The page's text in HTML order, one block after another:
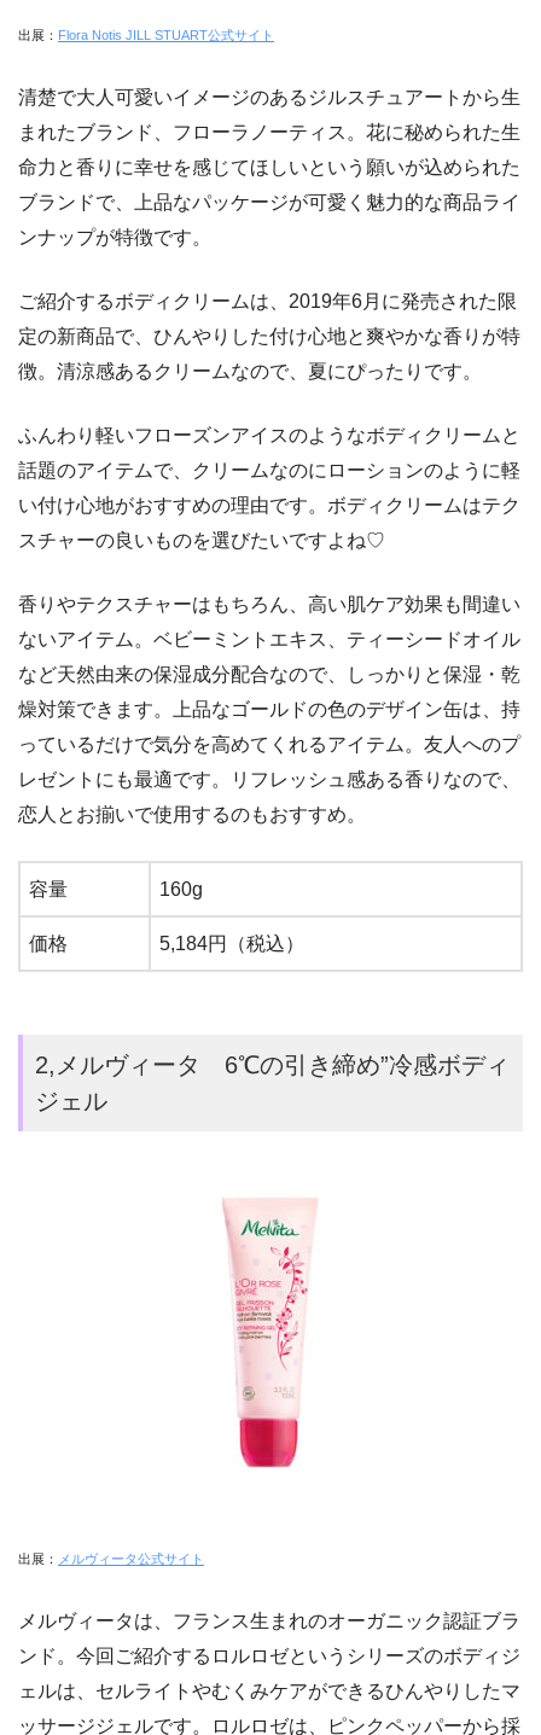
出展： Flora Notis JILL STUART公式サイト
清楚で大人可愛いイメージのあるジルスチュアートから生
まれたブランド、フローラノーティス。花に秘められた生
命力と香りに幸せを感じてほしいという願いが込められた
ブランドで、上品なパッケージが可愛く魅力的な商品ライ
ンナップが特徴です。
ご紹介するボディクリームは、2019年6月に発売された限
定の新商品で、ひんやりした付け心地と爽やかな香りが特
徴。清涼感あるクリームなので、夏にぴったりです。
ふんわり軽いフローズンアイスのようなボディクリームと
話題のアイテムで、クリームなのにローションのように軽
い付け心地がおすすめの理由です。ボディクリームはテク
スチャーの良いものを選びたいですよね♡
香りやテクスチャーはもちろん、高い肌ケア効果も間違い
ないアイテム。ベビーミントエキス、ティーシードオイル
など天然由来の保湿成分配合なので、しっかりと保湿・乾
燥対策できます。上品なゴールドの色のデザイン缶は、持
っているだけで気分を高めてくれるアイテム。友人へのプ
レゼントにも最適です。リフレッシュ感ある香りなので、
恋人とお揃いで使用するのもおすすめ。
容量 160g
価格 5,184円（税込）
2,メルヴィータ 6℃の引き締め”冷感ボディ
ジェル
出展： メルヴィータ公式サイト
メルヴィータは、フランス生まれのオーガニック認証ブラ
ンド。今回ご紹介するロルロゼというシリーズのボディジ
ェルは、セルライトやむくみケアができるひんやりしたマ
ッサージジェルです。ロルロゼは、ピンクペッパーから採